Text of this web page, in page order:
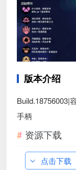
版本介绍
Build.18756003|
手柄
资源下载
点击下载